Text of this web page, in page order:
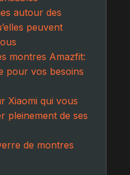
autour des
peuvent
montres Amazfit:
pour vos besoins
Xiaomi qui vous
pleinement de ses
de montres